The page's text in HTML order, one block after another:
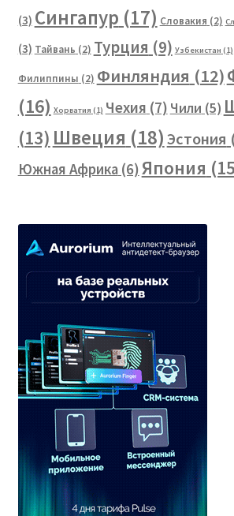
(3) Сингапур (17) Словакия (2)
(3) Тайвань (2) Турция (9) Узбекистан (1)
Филиппины (2) Финляндия (12)
(16) Хорватия (1) Чехия (7) Чили (5)
(13) Швеция (18)Эстония
Южная Африка(6)Япония